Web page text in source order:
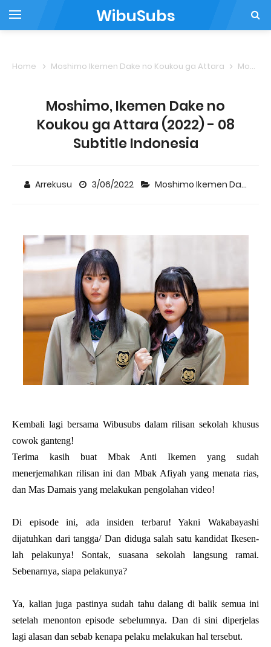
WibuSubs
Home Moshimo Ikemen Dake no Koukou ga Attara Moshimo, Ikemen Dake no Koukou ga Attara (2022) - 08 Subtitle Indonesia
Moshimo, Ikemen Dake no
Koukou ga Attara (2022) - 08
Subtitle Indonesia
Arrekusu 3/06/2022 Moshimo Ikemen Dake no Koukou ga Attara
Kembali lagi bersama Wibusubs dalam rilisan sekolah khusus
cowok ganteng!
Terima kasih buat Mbak Anti Ikemen yang sudah
menerjemahkan rilisan ini dan Mbak Afiyah yang menata rias,
dan Mas Damais yang melakukan pengolahan video!
Di episode ini, ada insiden terbaru! Yakni Wakabayashi
dijatuhkan dari tangga/ Dan diduga salah satu kandidat Ikesen-
lah pelakunya! Sontak, suasana sekolah langsung ramai.
Sebenarnya, siapa pelakunya?
Ya, kalian juga pastinya sudah tahu dalang di balik semua ini
setelah menonton episode sebelumnya. Dan di sini diperjelas
lagi alasan dan sebab kenapa pelaku melakukan hal tersebut.